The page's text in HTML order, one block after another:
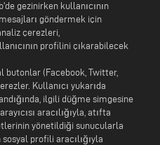
gezinirken kullanıcının
göndermek için
çerezleri,
profilini çıkarabilecek
butonlar (Facebook, Twitter,
Kullanıcı yukarıda
ilgili düğme simgesine
aracılığıyla, atıfta
yönetildiği sunucularla
profili aracılığıyla